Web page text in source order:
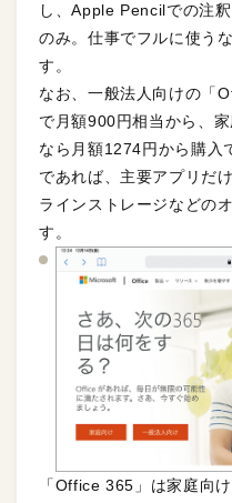
し、Apple Pencilでの注
のみ。仕事でフルに使う
す。
なお、一般法人向けの「
で月額900円相当から、
なら月額1274円から購入
であれば、主要アプリだ
ラインストレージなどの
す。
「Office 365」は家庭向